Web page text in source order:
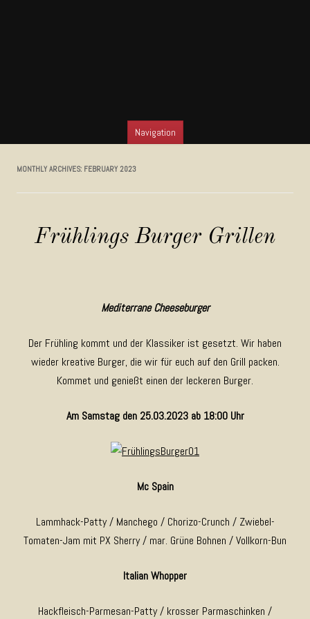
Navigation
MONTHLY ARCHIVES: FEBRUARY 2023
Frühlings Burger Grillen
Mediterrane Cheeseburger
Der Frühling kommt und der Klassiker ist gesetzt. Wir haben
wieder kreative Burger, die wir für euch auf den Grill packen.
Kommet und genießt einen der leckeren Burger.
Am Samstag den 25.03.2023 ab 18:00 Uhr
Mc Spain
Lammhack-Patty / Manchego / Chorizo-Crunch / Zwiebel-
Tomaten-Jam mit PX Sherry / mar. Grüne Bohnen / Vollkorn-Bun
Italian Whopper
Hackfleisch-Parmesan-Patty / krosser Parmaschinken /